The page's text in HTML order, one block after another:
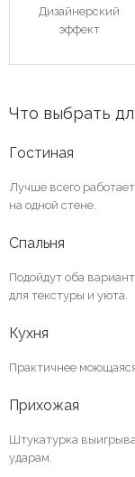
Дизайнерский
эффект
Что выбрать
Гостиная
Лучше всего
на одной стене.
Спальня
Подойдут оба
для текстуры и уюта.
Кухня
Практичнее
Прихожая
Штукатурка
ударам.